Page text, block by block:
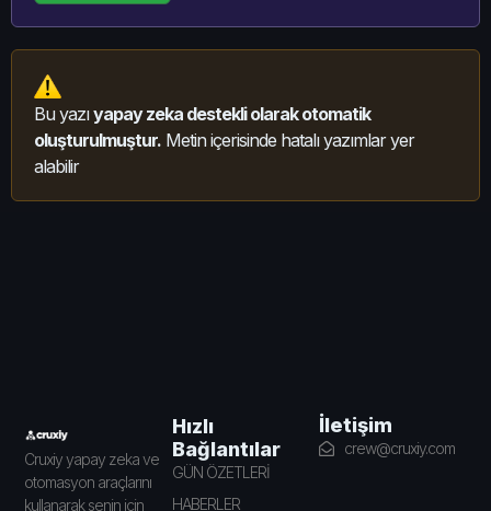
Bu yazıyapay zeka destekli olarak otomatik
oluşturulmuştur. Metin içerisinde hatalı yazımlar yer
alabilir
Cruxiy yapay zeka ve
otomasyon araçlarını
kullanarak senin için
Hızlı
Bağlantılar
GÜN ÖZETLERİ
HABERLER
İletişim
crew@cruxiy.com